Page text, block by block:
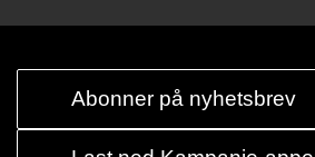
Abonner på nyhetsbrev